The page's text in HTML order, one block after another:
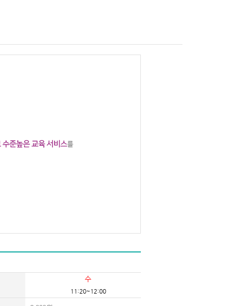
수
11:20~12:00